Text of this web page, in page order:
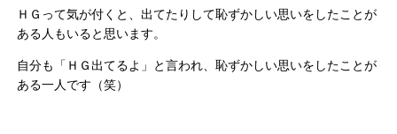
ＨＧって気が付くと、出てたりして恥ずかしい思いをしたことが
ある人もいると思います。
自分も「ＨＧ出てるよ」と言われ、恥ずかしい思いをしたことが
ある一人です（笑）